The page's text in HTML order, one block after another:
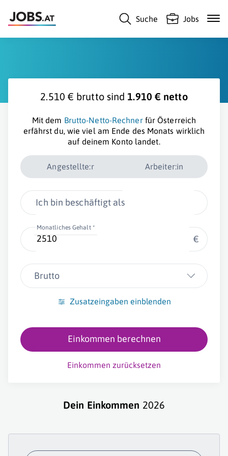
Suche Jobs
2.510 € brutto sind 1.910 € netto
Mit dem Brutto-Netto-Rechnerfür Österreich
erfährst du, wie viel am Ende des Monats wirklich
auf deinem Konto landet.
Angestellte:r Arbeiter:in
Ich bin beschäftigt als
Monatliches Gehalt *
€
Brutto
Zusatzeingaben einblenden
Einkommen berechnen
Einkommen zurücksetzen
Dein Einkommen 2026